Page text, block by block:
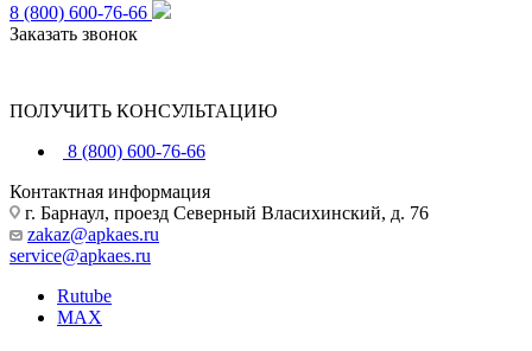
8 (800) 600-76-66
Заказать звонок
ПОЛУЧИТЬ КОНСУЛЬТАЦИЮ
8 (800) 600-76-66
Контактная информация
г. Барнаул, проезд Северный Власихинский, д. 76
zakaz@apkaes.ru
service@apkaes.ru
Rutube
MAX